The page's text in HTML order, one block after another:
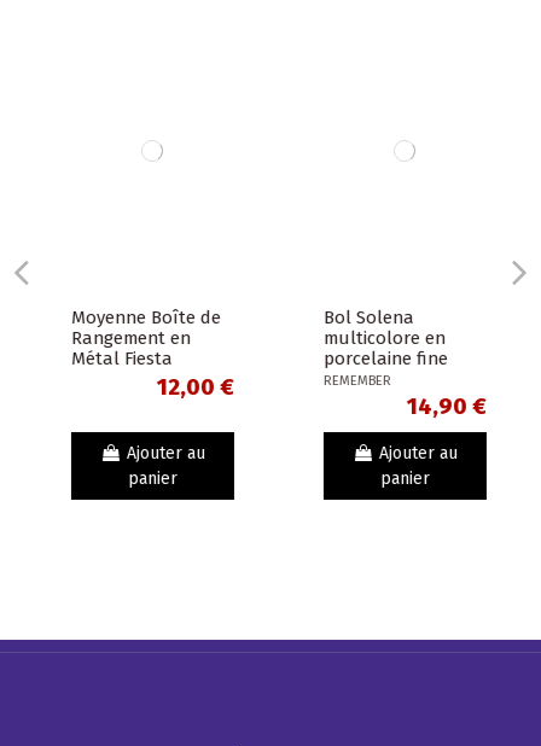
Moyenne Boîte de
Rangement en
Métal Fiesta
12,00 €
Ajouter au
panier
Bol Solena
multicolore en
porcelaine fine
REMEMBER
14,90 €
Ajouter au
panier